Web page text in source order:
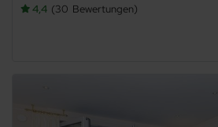
4,4 30 Bewertungen